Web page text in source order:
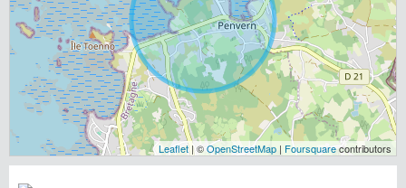
Leaflet| ©OpenStreetMap | Foursquarecontributors